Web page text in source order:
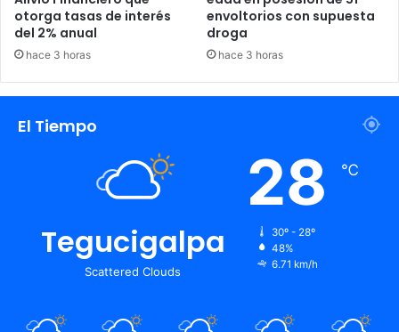
otorga tasas de interés
del 2% anual
hace 3 horas
envoltorios con supuesta
droga
hace 3 horas
El Tiempo
Tegucigalpa
Scattered Clouds
28 ℃
30º - 28º
48%
6.71 km/h